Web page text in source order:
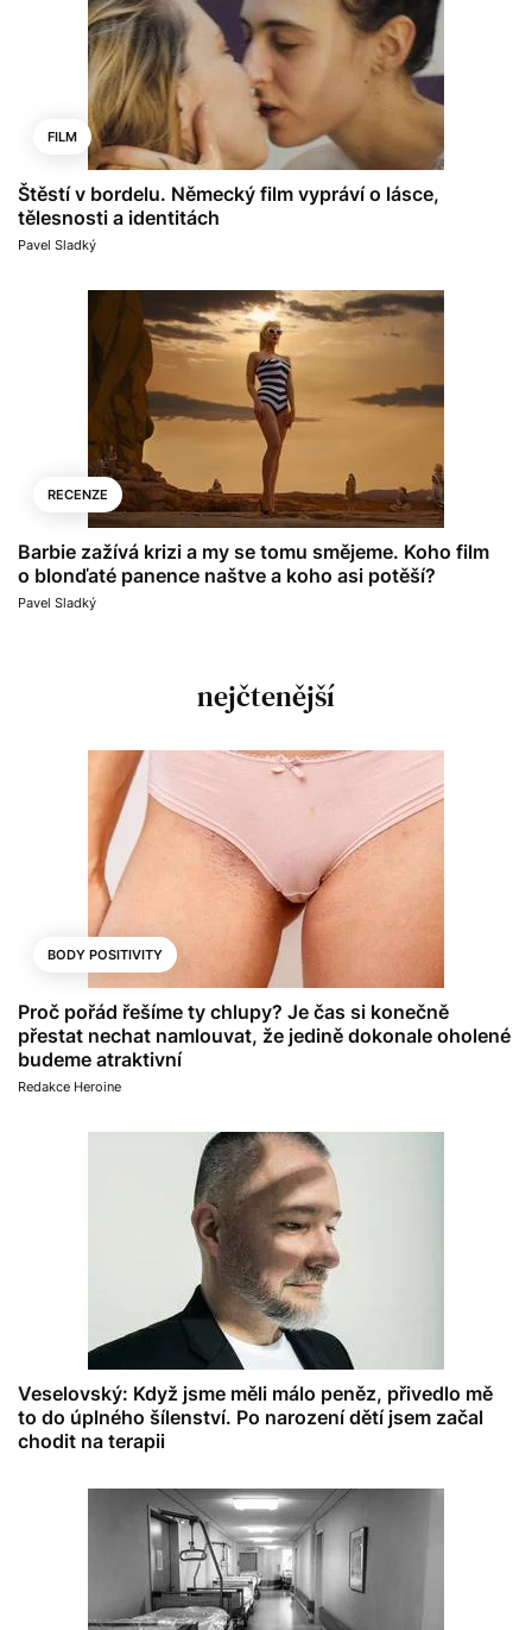
FILM
Štěstí v bordelu. Německý film vypráví o lásce,
tělesnosti a identitách
Pavel Sladký
RECENZE
Barbie zažívá krizi a my se tomu smějeme. Koho film
o blonďaté panence naštve a koho asi potěší?
Pavel Sladký
nejčtenější
BODY POSITIVITY
Proč pořád řešíme ty chlupy? Je čas si konečně
přestat nechat namlouvat, že jedině dokonale oholené
budeme atraktivní
Redakce Heroine
Veselovský: Když jsme měli málo peněz, přivedlo mě
to do úplného šílenství. Po narození dětí jsem začal
chodit na terapii